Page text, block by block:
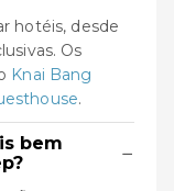
hotéis, desde
Os
Knai Bang
.
bem
−